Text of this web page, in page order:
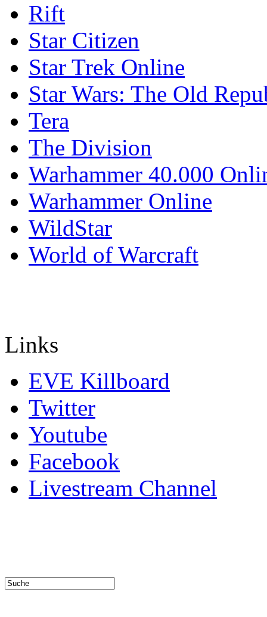
Rift
Star Citizen
Star Trek Online
Star Wars: The Old
Tera
The Division
Warhammer 40.000
Warhammer Online
WildStar
World of Warcraft
Links
EVE Killboard
Twitter
Youtube
Facebook
Livestream Channel